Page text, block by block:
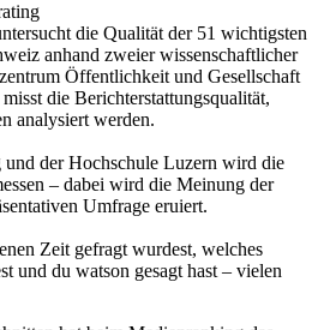
die Qualität der 51 wichtigsten
anhand zweier wissenschaftlicher
Öffentlichkeit und Gesellschaft
die Berichterstattungsqualität,
analysiert werden.
der Hochschule Luzern wird die
– dabei wird die Meinung der
Umfrage eruiert.
Zeit gefragt wurdest, welches
und du watson gesagt hast – vielen